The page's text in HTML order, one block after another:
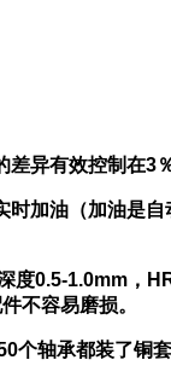
异有效控制在3％
加油（加油是
0.5-1.0mm，
不容易磨损。
轴承都装了铜